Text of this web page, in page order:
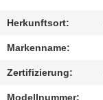
EIN
ZITAT
SITEMAP
Herkunftsort:
Markenname:
Zertifizierung:
Modellnummer: